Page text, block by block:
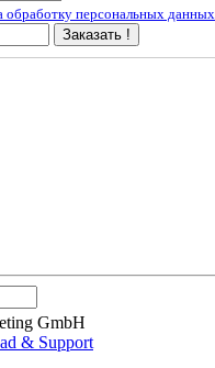
обработку персональных данных
Заказать !
GmbH
& Support